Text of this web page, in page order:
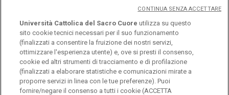
© Università Cattolica del Sacro Cuore
Largo A. Gemelli 1, 20123 Milano
PI 02133120150
Università Cattolica del Sacro Cuore utilizza su questo
sito cookie tecnici necessari per il suo funzionamento
(finalizzati a consentire la fruizione dei nostri servizi,
ottimizzare l'esperienza utente) e, ove si presti il consenso,
cookie ed altri strumenti di tracciamento e di profilazione
(finalizzati a elaborare statistiche e comunicazioni mirate a
proporre servizi in linea con le tue preferenze). Puoi
fornire/negare il consenso a tutti i cookie (ACCETTA
CONTINUA SENZA ACCETTARE